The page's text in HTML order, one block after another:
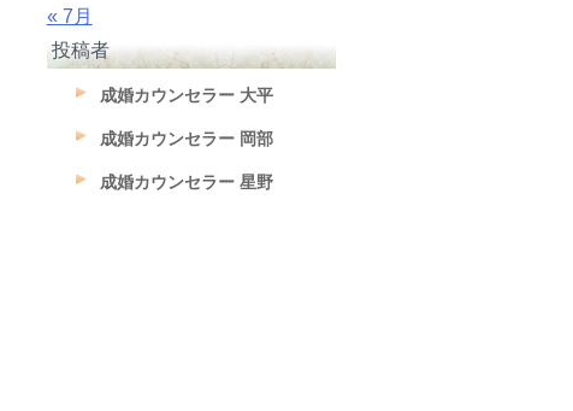
« 7月
投稿者
成婚カウンセラー 大平
成婚カウンセラー 岡部
成婚カウンセラー 星野